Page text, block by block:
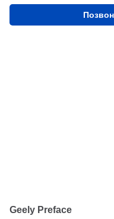
Geely Preface